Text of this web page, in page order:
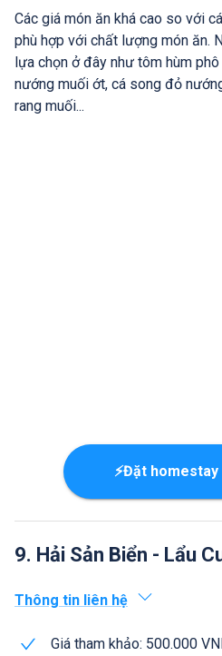
Các giá món ăn khá cao so với
phù hợp với chất lượng món ăn.
lựa chọn ở đây như tôm hùm
nướng muối ớt, cá song đỏ
rang muối...
⚡Đặt homestay
9. Hải Sản Biển - Lẩu
Thông tin liên hệ
Giá tham khảo: 500.000